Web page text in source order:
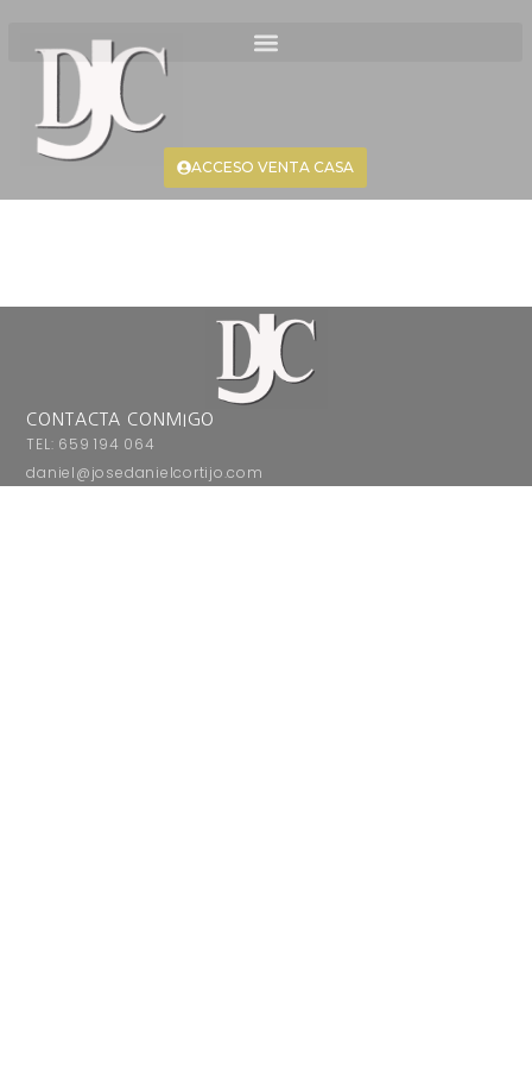
ACCESO VENTA CASA
CONTACTA CONMIGO
TEL: 659 194 064
daniel@josedanielcortijo.com